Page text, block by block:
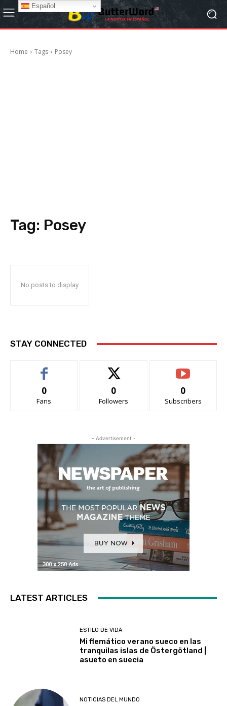
Home Tags Posey
Tag: Posey
No posts to display
STAY CONNECTED
0
Fans
0
Followers
0
Subscribers
- Advertisement -
LATEST ARTICLES
ESTILO DE VIDA
Mi flemático verano sueco en las
tranquilas islas de Östergötland |
asueto en suecia
NOTICIAS DEL MUNDO
Español